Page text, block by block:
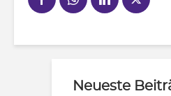
Neueste